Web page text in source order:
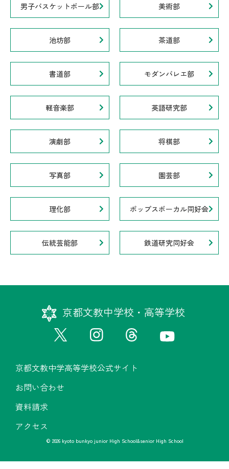
男子バスケットボール部 美術部
池坊部 茶道部
書道部 モダンバレエ部
軽音楽部 英語研究部
演劇部 将棋部
写真部 園芸部
理化部 ポップスボーカル同好会
伝統芸能部 鉄道研究同好会
京都文教中学校・高等学校
京都文教中学高等学校公式サイト
お問い合わせ
資料請求
アクセス
© 2026 kyoto bunkyo junior High School&senior High School